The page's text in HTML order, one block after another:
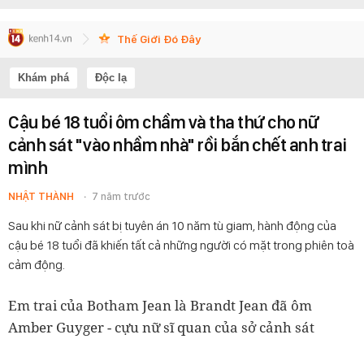
Thế Giới Đó Đây
Khám phá Độc lạ
Cậu bé 18 tuổi ôm chầm và tha thứ cho nữ
cảnh sát "vào nhầm nhà" rồi bắn chết anh trai
mình
NHẬT THÀNH 7 năm trước
Sau khi nữ cảnh sát bị tuyên án 10 năm tù giam, hành động của
cậu bé 18 tuổi đã khiến tất cả những người có mặt trong phiên toà
cảm động.
Em trai của Botham Jean là Brandt Jean đã ôm
Amber Guyger - cựu nữ sĩ quan của sở cảnh sát